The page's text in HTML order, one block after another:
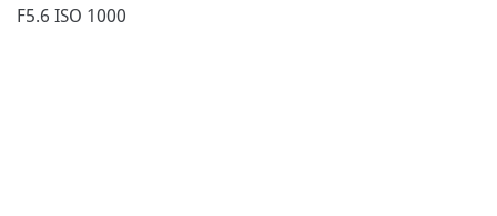
F5.6 ISO 1000